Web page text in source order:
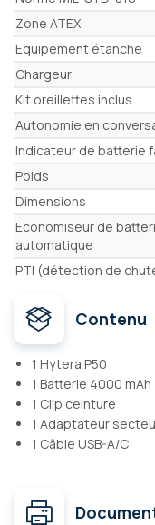
Zone ATEX
Equipement étanche
Chargeur
Kit oreillettes inclus
Autonomie en
Indicateur de batterie
Poids
Dimensions
Economiseur de
automatique
PTI (détection de
Contenu
1 Hytera P50
1 Batterie 4000 mAh
1 Clip ceinture
1 Adaptateur
1 Câble USB-A/C